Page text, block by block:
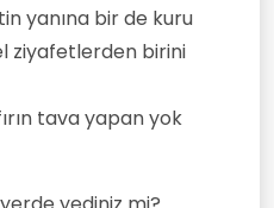
yanına bir de kuru
ziyafetlerden birini
tava yapan yok